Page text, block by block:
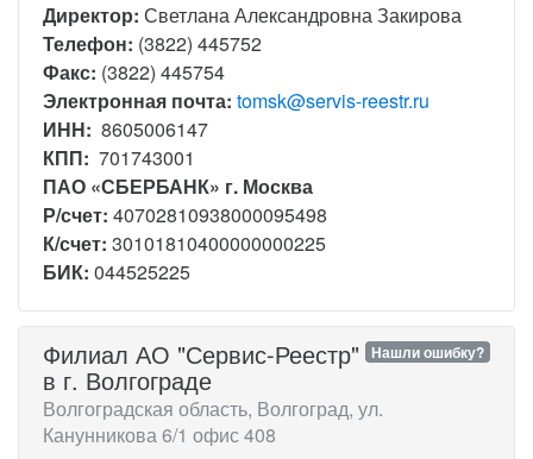
Директор: Светлана Александровна Закирова
Телефон: (3822) 445752
Факс: (3822) 445754
Электронная почта: tomsk@servis-reestr.ru
ИНН: 8605006147
КПП: 701743001
ПАО «СБЕРБАНК» г. Москва
Р/счет: 40702810938000095498
К/счет: 30101810400000000225
БИК: 044525225
Нашли ошибку?
Филиал АО "Сервис-Реестр"
в г. Волгограде
Волгоградская область, Волгоград, ул.
Канунникова 6/1 офис 408